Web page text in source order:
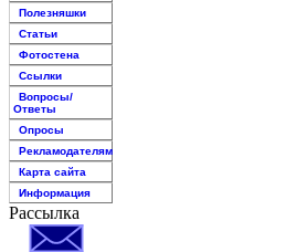
Полезняшки
Статьи
Фотостена
Ссылки
Вопросы/
Ответы
Опросы
Рекламодателям
Карта сайта
Информация
Рассылка